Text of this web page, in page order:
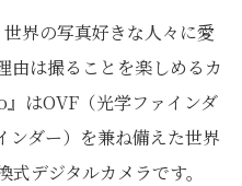
界の写真好きな人々に愛
由は撮ることを楽しめるカ
はOVF（光学ファインダ
ンダー）を兼ね備えた世界
デジタルカメラです。